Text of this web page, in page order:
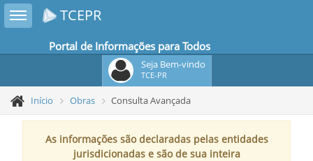
Toggle sidebar TCEPR
Portal de Informações para Todos
Seja Bem-vindo
TCE-PR
Início Obras Consulta Avançada
As informações são declaradas pelas entidades
jurisdicionadas e são de sua inteira